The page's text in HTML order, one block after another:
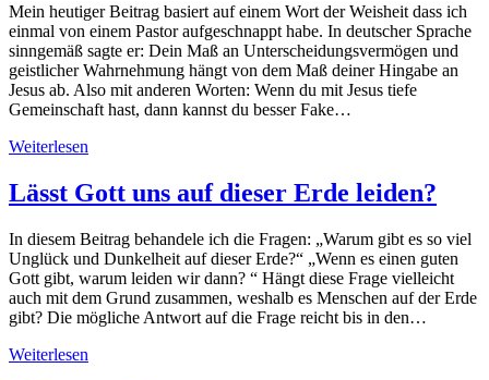
Mein heutiger Beitrag basiert auf einem Wort der Weisheit dass ich
einmal von einem Pastor aufgeschnappt habe. In deutscher Sprache
sinngemäß sagte er: Dein Maß an Unterscheidungsvermögen und
geistlicher Wahrnehmung hängt von dem Maß deiner Hingabe an
Jesus ab. Also mit anderen Worten: Wenn du mit Jesus tiefe
Gemeinschaft hast, dann kannst du besser Fake…
Weiterlesen
Lässt Gott uns auf dieser Erde leiden?
In diesem Beitrag behandele ich die Fragen: „Warum gibt es so viel
Unglück und Dunkelheit auf dieser Erde?“ „Wenn es einen guten
Gott gibt, warum leiden wir dann? “ Hängt diese Frage vielleicht
auch mit dem Grund zusammen, weshalb es Menschen auf der Erde
gibt? Die mögliche Antwort auf die Frage reicht bis in den…
Weiterlesen